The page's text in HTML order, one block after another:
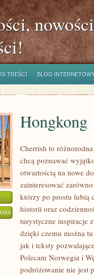
TREŚCI BLOG
HONGKONG
Hongkong
Cherrish to
chcą poznawać
otwartością na nowe
zainteresować
którzy po prostu lubią
historii oraz
turystyczne inspiracje
dzięki czemu można
jak i teksty
Polecam Norwegia i
podróżowanie nie jest